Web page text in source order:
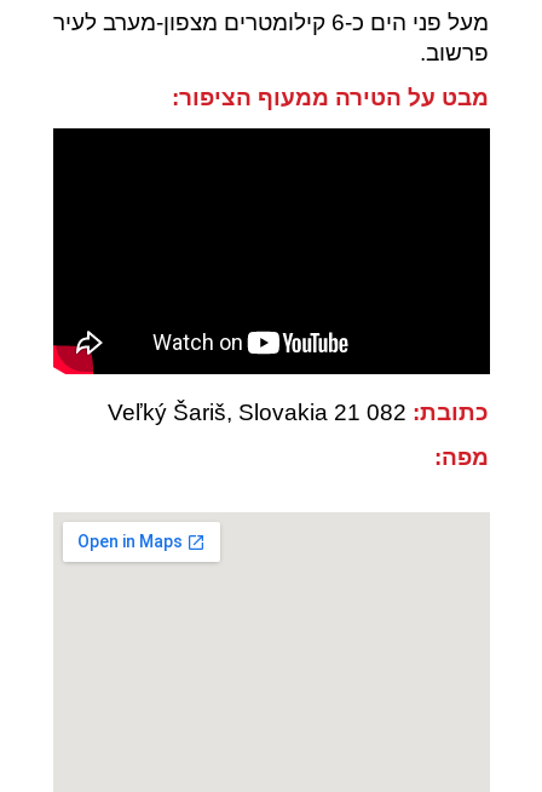
מעל פני הים כ-6 קילומטרים מצפון-מערב לעיר
פרשוב.
מבט על הטירה ממעוף הציפור:
כתובת:
מפה: